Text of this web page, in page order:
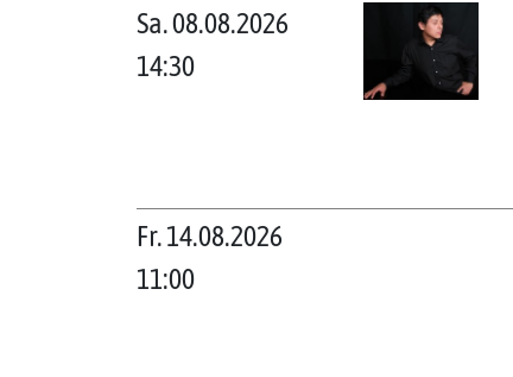
Sa. 08.08.2026
14:30
Fr. 14.08.2026
11:00